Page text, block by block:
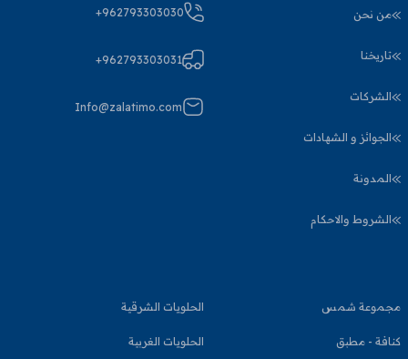
من نحن
تاريخنا
الشركات
الجوائز و الشهادات
المدونة
الشروط والاحكام
+962793303030
+962793303031
Info@zalatimo.com
مجموعة شمس الحلويات الشرقية
كنافة - مطبق الحلويات الغربية